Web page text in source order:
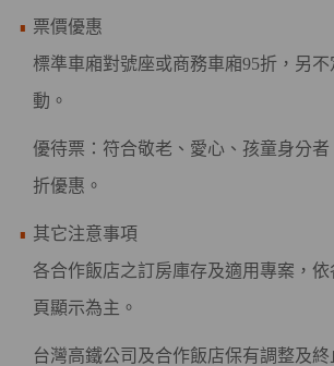
票價優惠
標準車廂對號座或商務車廂95折，另
動。
優待票：符合敬老、愛心、孩童身分
折優惠。
其它注意事項
各合作飯店之訂房庫存及適用專案，
頁顯示為主。
台灣高鐵公司及合作飯店保有調整及終